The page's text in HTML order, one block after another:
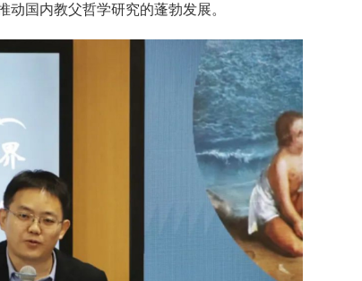
国内教父哲学研究的蓬勃发展。